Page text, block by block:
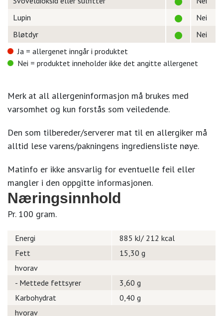
Lupin
Nei
Bløtdyr
Nei
Ja = allergenet inngår i produktet
Nei = produktet inneholder ikke det angitte allergenet
Merk at all allergeninformasjon må brukes med
varsomhet og kun forstås som veiledende.
Den som tilbereder/serverer mat til en allergiker må
alltid lese varens/pakningens ingrediensliste nøye.
Matinfo er ikke ansvarlig for eventuelle feil eller
mangler i den oppgitte informasjonen.
Næringsinnhold
Pr. 100 gram.
Energi
885 kJ/ 212 kcal
Fett
15,30 g
hvorav
- Mettede fettsyrer
3,60 g
Karbohydrat
0,40 g
hvorav